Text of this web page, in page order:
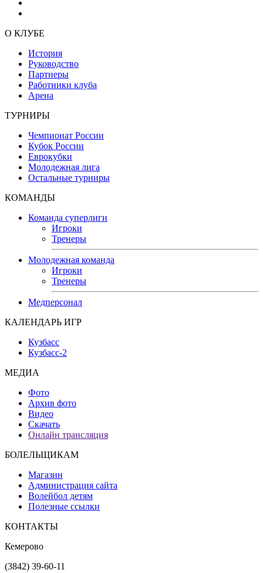
О КЛУБЕ
История
Руководство
Партнеры
Работники клуба
Арена
ТУРНИРЫ
Чемпионат России
Кубок России
Еврокубки
Молодежная лига
Остальные турниры
КОМАНДЫ
Команда суперлиги
Игроки
Тренеры
Молодежная команда
Игроки
Тренеры
Медперсонал
КАЛЕНДАРЬ ИГР
Кузбасс
Кузбасс-2
МЕДИА
Фото
Архив фото
Видео
Скачать
Онлайн трансляция
БОЛЕЛЬЩИКАМ
Магазин
Администрация сайта
Волейбол детям
Полезные ссылки
КОНТАКТЫ
Кемерово
(3842) 39-60-11